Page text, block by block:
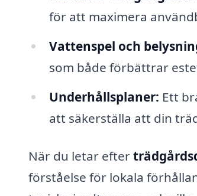
för att maximera
Vattenspel och
som både förbättrar
Underhållsplaner: Ett
att säkerställa att din
När du letar efter
förståelse för lokala